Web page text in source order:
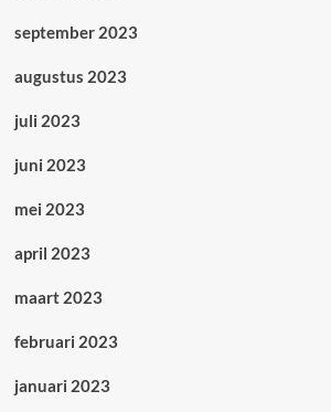
september 2023
augustus 2023
juli 2023
juni 2023
mei 2023
april 2023
maart 2023
februari 2023
januari 2023